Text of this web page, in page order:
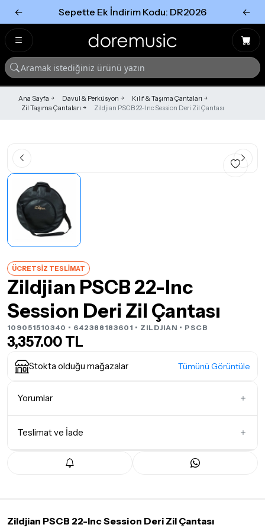
← Sepette Ek İndirim Kodu: DR2026 ←
Ana Sayfa Davul & Perküsyon
Kılıf & Taşıma Çantaları
Zil Taşıma Çantaları
Zildjian PSCB 22-Inc Session Deri Zil Çantası
ÜCRETSİZ TESLİMAT
Zildjian PSCB 22-Inc
Session Deri Zil Çantası
109051510340 • 642388183601 • ZILDJIAN • PSCB
3,357.00 TL
Stokta olduğu mağazalar Tümünü Görüntüle
Yorumlar
Teslimat ve İade
Teslimat Koşulları
tatil günlerinde teslimat yapılamamaktadır.
Zildjian PSCB 22-Inc Session Deri Zil Çantası
Tümünü Gör
Tümünü gör